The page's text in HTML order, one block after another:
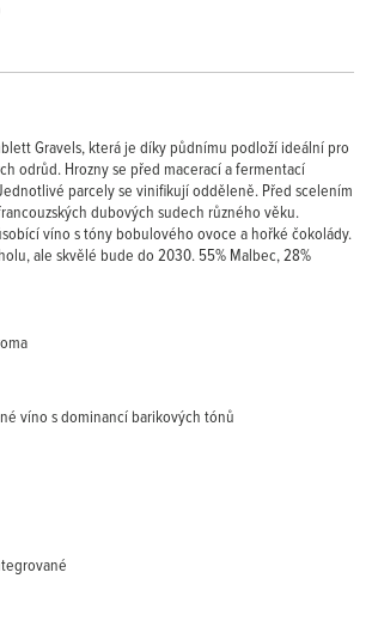
Gravels, která je díky půdnímu podloží ideální pro
odrůd. Hrozny se před macerací a fermentací
parcely se vinifikují odděleně. Před scelením
dubových sudech různého věku.
víno s tóny bobulového ovoce a hořké čokolády.
ale skvělé bude do 2030. 55% Malbec, 28%
víno s dominancí barikových tónů